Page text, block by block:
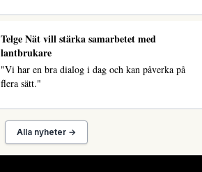
Telge Nät vill stärka samarbetet med
lantbrukare
"Vi har en bra dialog i dag och kan påverka på
flera sätt."
Alla nyheter →